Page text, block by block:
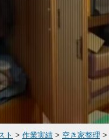
ト > 作業実績 > 空き家整理 >